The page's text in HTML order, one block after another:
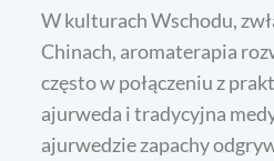
W kulturach Wschodu,
Chinach, aromaterapia
często w połączeniu z
ajurweda i tradycyjna
ajurwedzie zapachy